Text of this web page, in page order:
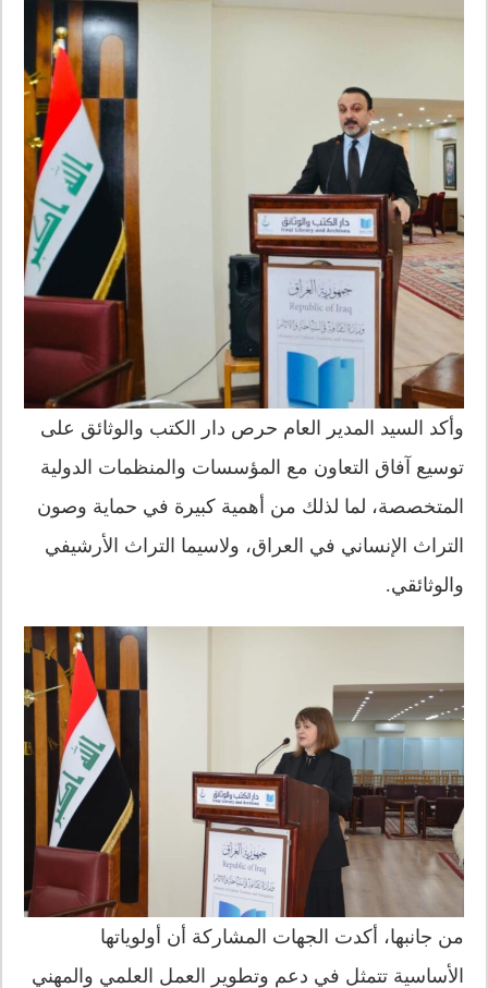
وأكد السيد المدير العام حرص دار الكتب والوثائق على
توسيع آفاق التعاون مع المؤسسات والمنظمات الدولية
المتخصصة، لما لذلك من أهمية كبيرة في حماية وصون
التراث الإنساني في العراق، ولاسيما التراث الأرشيفي
والوثائقي.
من جانبها، أكدت الجهات المشاركة أن أولوياتها
الأساسية تتمثل في دعم وتطوير العمل العلمي والمهني